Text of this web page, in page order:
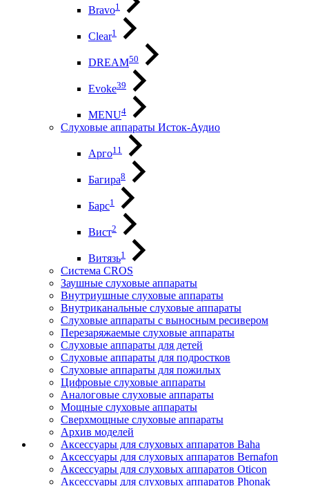
Bravo1
Clear1
DREAM50
Evoke39
MENU4
Слуховые аппараты Исток-Аудио
Арго11
Багира8
Барс1
Вист2
Витязь1
Система CROS
Заушные слуховые аппараты
Внутриушные слуховые аппараты
Внутриканальные слуховые аппараты
Слуховые аппараты с выносным ресивером
Перезаряжаемые слуховые аппараты
Слуховые аппараты для детей
Слуховые аппараты для подростков
Слуховые аппараты для пожилых
Цифровые слуховые аппараты
Аналоговые слуховые аппараты
Мощные слуховые аппараты
Сверхмощные слуховые аппараты
Архив моделей
Аксессуары для слуховых аппаратов Baha
Аксессуары для слуховых аппаратов Bernafon
Аксессуары для слуховых аппаратов Oticon
Аксессуары для слуховых аппаратов Phonak